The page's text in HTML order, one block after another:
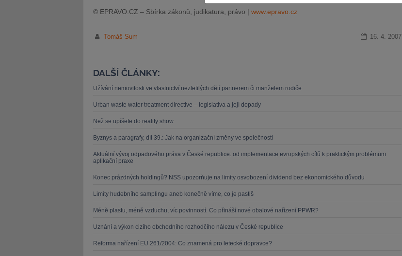
© EPRAVO.CZ – Sbírka zákonů, judikatura, právo | www.epravo.cz
Tomáš Sum 16. 4. 2007
DALŠÍ ČLÁNKY:
Užívání nemovitosti ve vlastnictví nezletilých dětí partnerem či manželem rodiče
Urban waste water treatment directive – legislativa a její dopady
Než se upíšete do reality show
Byznys a paragrafy, díl 39.: Jak na organizační změny ve společnosti
Aktuální vývoj odpadového práva v České republice: od implementace evropských cílů k praktickým problémům
aplikační praxe
Konec prázdných holdingů? NSS upozorňuje na limity osvobození dividend bez ekonomického důvodu
Limity hudebního samplingu aneb konečně víme, co je pastiš
Méně plastu, méně vzduchu, víc povinností. Co přináší nové obalové nařízení PPWR?
Uznání a výkon cizího obchodního rozhodčího nálezu v České republice
Reforma nařízení EU 261/2004: Co znamená pro letecké dopravce?